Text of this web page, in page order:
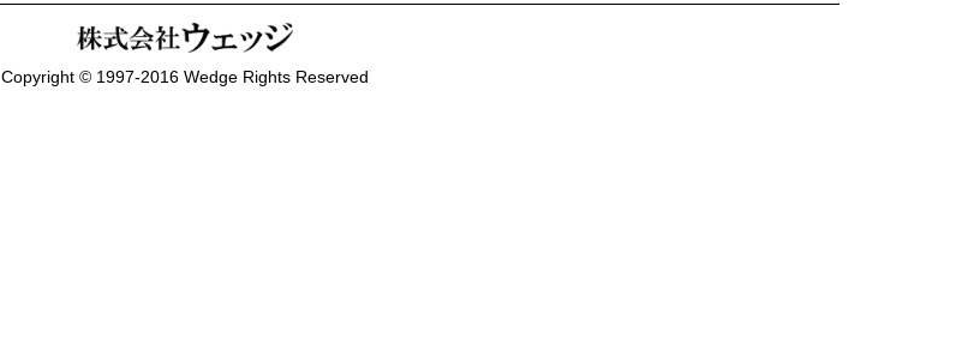
Copyright © 1997-2016 Wedge Rights Reserved